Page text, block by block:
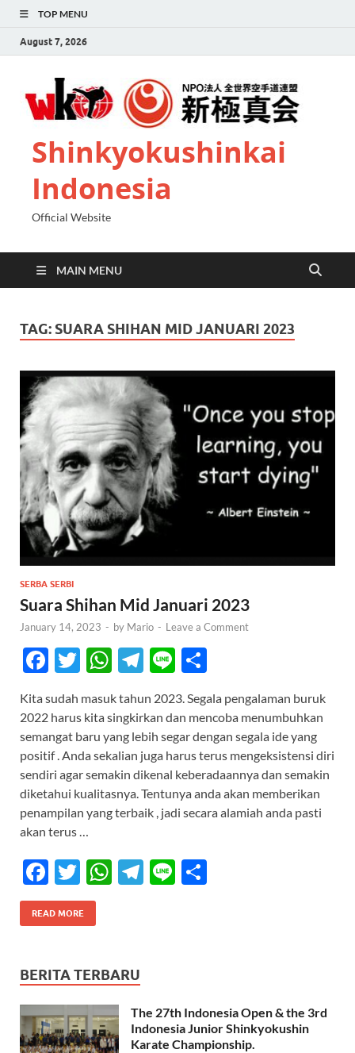
TOP MENU
August 7, 2026
Shinkyokushinkai
Indonesia
Official Website
MAIN MENU
TAG: SUARA SHIHAN MID JANUARI 2023
SERBA SERBI
Suara Shihan Mid Januari 2023
January 14, 2023 - by Mario - Leave a Comment
F
e
b
o
o
k
T
itt
er
W
at
s
A
p
p
T
e
gr
a
m
Li
e ar
e
Kita sudah masuk tahun 2023. Segala pengalaman buruk
2022 harus kita singkirkan dan mencoba menumbuhkan
semangat baru yang lebih segar dengan segala ide yang
positif . Anda sekalian juga harus terus mengeksistensi diri
sendiri agar semakin dikenal keberadaannya dan semakin
diketahui kualitasnya. Tentunya anda akan memberikan
penampilan yang terbaik , jadi secara alamiah anda pasti
akan terus …
F
ac
e
o
o
k
T
w
itt
W
A
p
p
T
Li
READ MORE
BERITA TERBARU
The 27th Indonesia Open & the 3rd
Indonesia Junior Shinkyokushin
Karate Championship.